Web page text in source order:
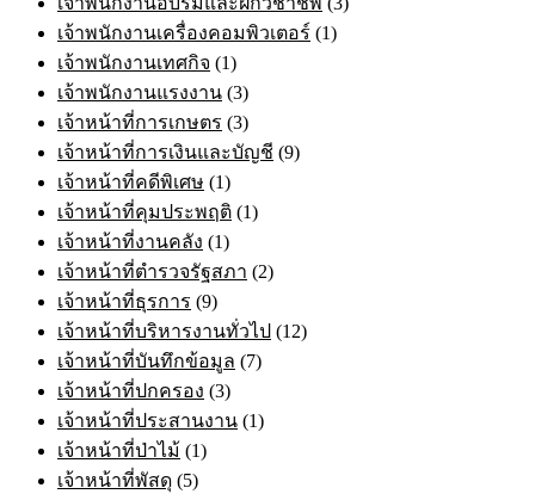
เจ้าพนักงานเครื่องคอมพิวเตอร์ (1)
เจ้าพนักงานเทศกิจ (1)
เจ้าพนักงานแรงงาน (3)
เจ้าหน้าที่การเกษตร (3)
เจ้าหน้าที่การเงินและบัญชี (9)
เจ้าหน้าที่คดีพิเศษ (1)
เจ้าหน้าที่คุมประพฤติ (1)
เจ้าหน้าที่งานคลัง (1)
เจ้าหน้าที่ตำรวจรัฐสภา (2)
เจ้าหน้าที่ธุรการ (9)
เจ้าหน้าที่บริหารงานทั่วไป (12)
เจ้าหน้าที่บันทึกข้อมูล (7)
เจ้าหน้าที่ปกครอง (3)
เจ้าหน้าที่ประสานงาน (1)
เจ้าหน้าที่ป่าไม้ (1)
เจ้าหน้าที่พัสดุ (5)